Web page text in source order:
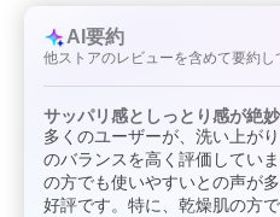
AI要約
他ストアのレビューを含めて要約し
サッパリ感としっとり感が絶
多くのユーザーが、洗い上が
のバランスを高く評価してい
の方でも使いやすいとの声が
好評です。特に、乾燥肌の方